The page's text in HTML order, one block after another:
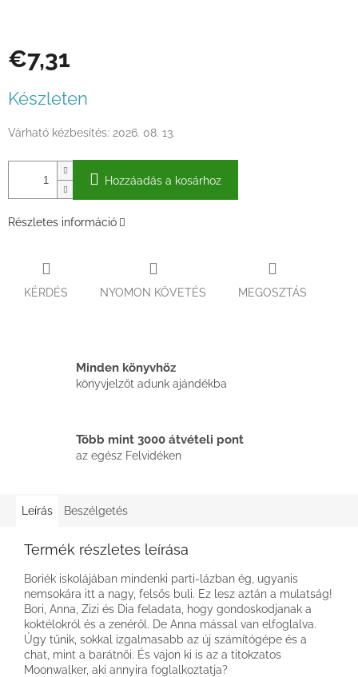
€7,31
Készleten
Várható kézbesítés: 2026. 08. 13.
Hozzáadás a kosárhoz
Részletes információ
KÉRDÉS NYOMON KÖVETÉS MEGOSZTÁS
Minden könyvhöz
könyvjelzőt adunk ajándékba
Több mint 3000 átvételi pont
az egész Felvidéken
Leírás Beszélgetés
Termék részletes leírása
Boriék iskolájában mindenki parti-lázban ég, ugyanis
nemsokára itt a nagy, felsős buli. Ez lesz aztán a mulatság!
Bori, Anna, Zizi és Dia feladata, hogy gondoskodjanak a
koktélokról és a zenéről. De Anna mással van elfoglalva.
Úgy tűnik, sokkal izgalmasabb az új számítógépe és a
chat, mint a barátnői. És vajon ki is az a titokzatos
Moonwalker, aki annyira foglalkoztatja?